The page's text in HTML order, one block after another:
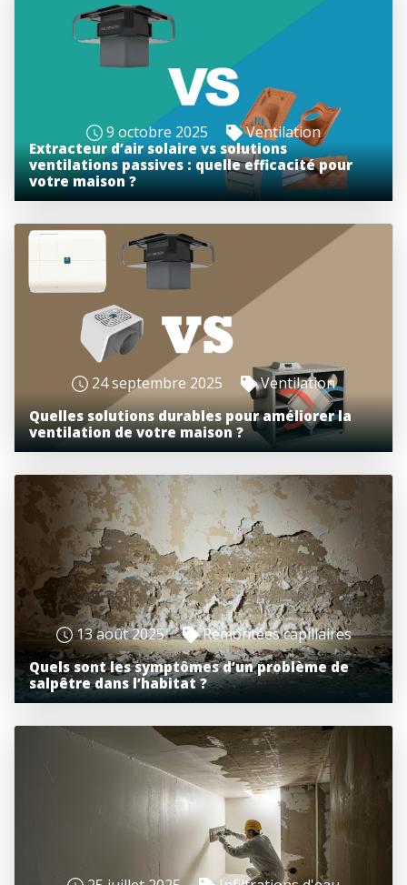
Extracteur d’air solaire vs solutions
ventilations passives : quelle efficacité pour
votre maison ?
9 octobre 2025 Ventilation
Quelles solutions durables pour améliorer la
ventilation de votre maison ?
24 septembre 2025 Ventilation
Quels sont les symptômes d’un problème de
salpêtre dans l’habitat ?
13 août 2025 Remontées capillaires